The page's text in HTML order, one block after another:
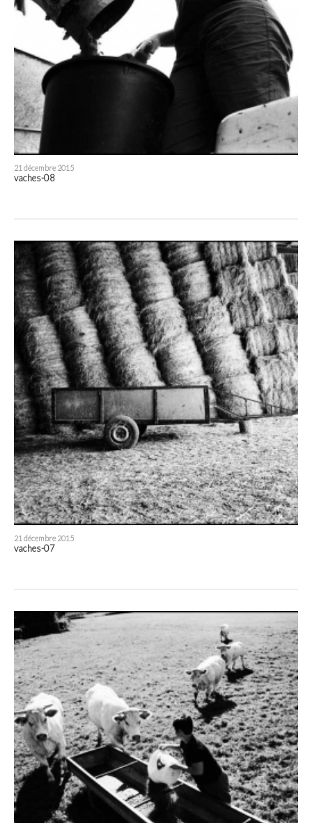
21 décembre 2015
vaches-08
21 décembre 2015
vaches-07